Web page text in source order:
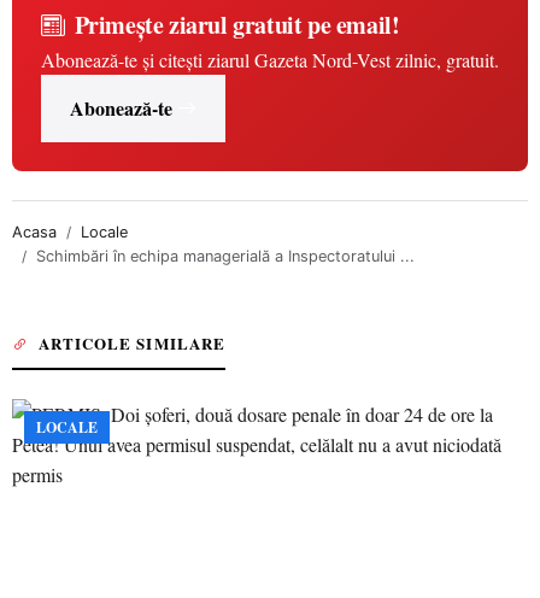
Primește ziarul gratuit pe email!
Abonează-te și citești ziarul Gazeta Nord-Vest zilnic, gratuit.
Abonează-te
Acasa
Locale
Schimbări în echipa managerială a Inspectoratului ...
ARTICOLE SIMILARE
LOCALE